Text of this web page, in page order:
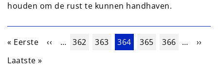
houden om de rust te kunnen handhaven.
Paginering
Eerste pagina
« Eerste Vorige pagina
‹‹ … Pagina
362 Pagina
363 Huidige pagina
364 Pagina
365 Pagina
366 …
››
Laatste pagina
Laatste »